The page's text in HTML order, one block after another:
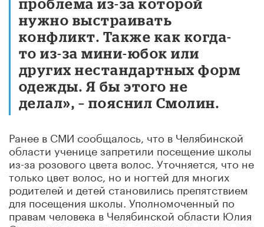
нужно выстраивать
конфликт. Также как когда-
то из-за мини-юбок или
других нестандартных форм
одежды. Я бы этого не
делал», – пояснил Смолин.
Ранее в СМИ сообщалось, что в Челябинской
области ученице запретили посещение школы
из-за розового цвета волос. Уточняется, что не
только цвет волос, но и ногтей для многих
родителей и детей становились препятствием
для посещения школы. Уполномоченный по
правам человека в Челябинской области Юлия